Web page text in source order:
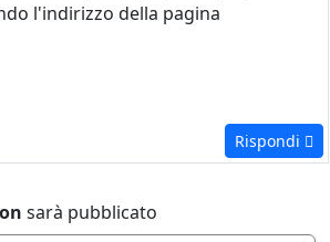
l'indirizzo della pagina
Rispondi
sarà pubblicato